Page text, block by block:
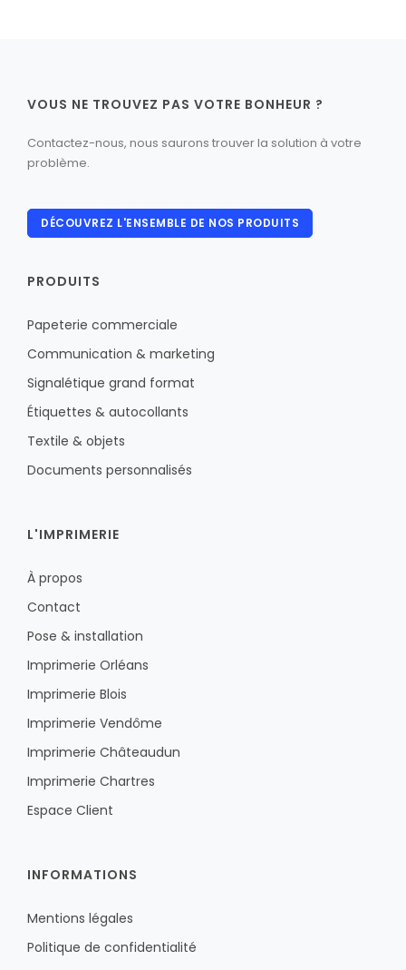
VOUS NE TROUVEZ PAS VOTRE BONHEUR ?
Contactez-nous, nous saurons trouver la solution à votre
problème.
DÉCOUVREZ L'ENSEMBLE DE NOS PRODUITS
PRODUITS
Papeterie commerciale
Communication & marketing
Signalétique grand format
Étiquettes & autocollants
Textile & objets
Documents personnalisés
L'IMPRIMERIE
À propos
Contact
Pose & installation
Imprimerie Orléans
Imprimerie Blois
Imprimerie Vendôme
Imprimerie Châteaudun
Imprimerie Chartres
Espace Client
INFORMATIONS
Mentions légales
Politique de confidentialité